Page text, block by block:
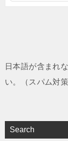
日本語が含まれ
い。（スパム対策
Search